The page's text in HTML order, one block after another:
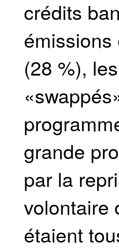
crédits
(28 %),
grande
par la
volontaire
étaient